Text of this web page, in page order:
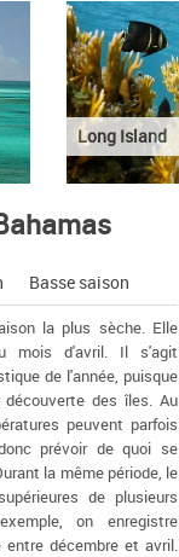
Long Island
Basse saison
la plus sèche. Elle
mois d'avril. Il s'agit
de l'année, puisque
des îles. Au
peuvent parfois
prévoir de quoi se
la même période, le
de plusieurs
on enregistre
entre décembre et avril.